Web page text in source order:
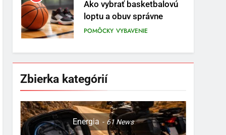
Ako vybrať basketbalovú
loptu a obuv správne
POMÔCKY VYBAVENIE
6
Ako kombinovať rôzne
tréningové pomôcky
POMÔCKY
7
Pomôcky na cvičenie
brucha
Zbierka kategórií
Energia 61 News